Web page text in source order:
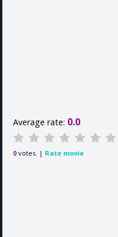
Average rate: 0.0
0 votes. | Rate movie